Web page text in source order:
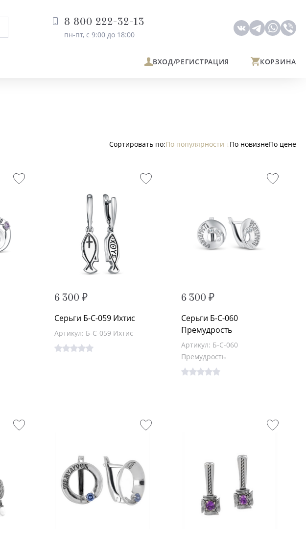
8 800 222-32-13
пн-пт, с 9:00 до 18:00
ВХОД/РЕГИСТРАЦИЯ КОРЗИНА
По популярности По новизнеПо цене
6 300 ₽
Серьги Б-С-059 Ихтис
Артикул: Б-С-059 Ихтис
6 300 ₽
Серьги Б-С-060
Премудрость
Артикул: Б-С-060
Премудрость